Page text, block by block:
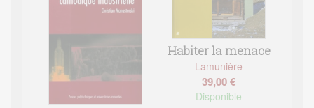
Habiter la menace
Lamunière
39,00 €
Disponible